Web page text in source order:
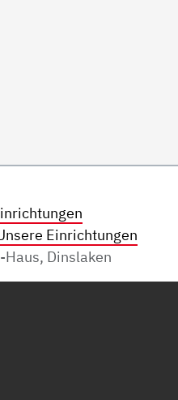
Einrichtungen
Dinslaken